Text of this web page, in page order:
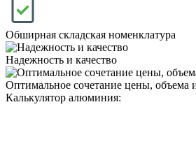
Обширная складская номенклатура
Надежность и качество
Оптимальное сочетание цены, объема
Калькулятор алюминия: